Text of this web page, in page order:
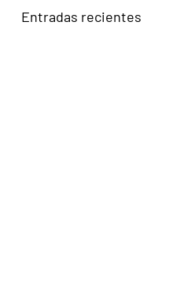
Entradas recientes